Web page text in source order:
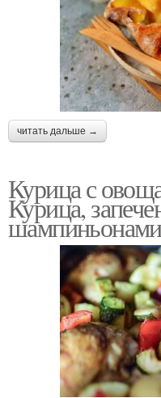
читать дальше →
Курица с
Курица,